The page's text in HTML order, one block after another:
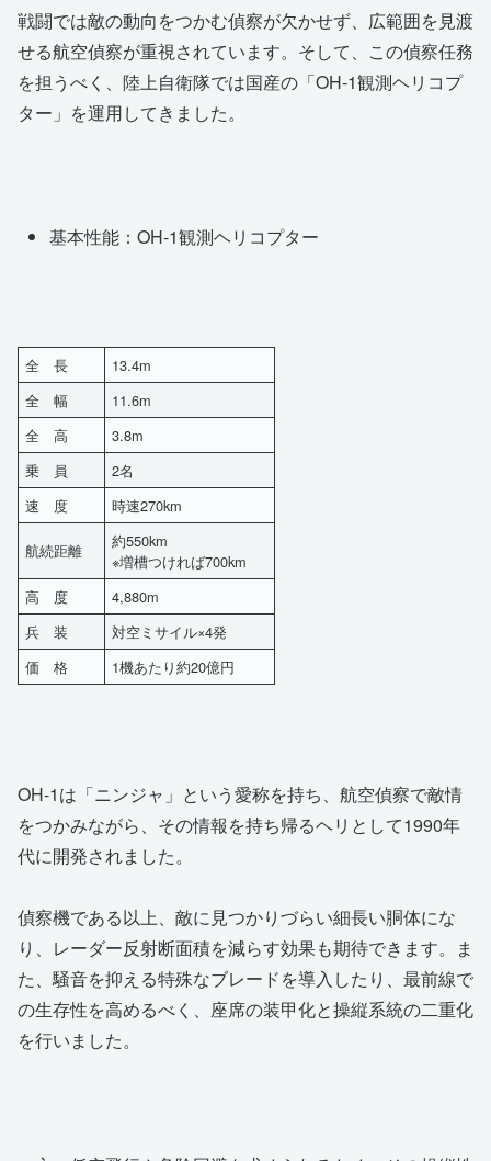
戦闘では敵の動向をつかむ偵察が欠かせず、広範囲を見渡
せる航空偵察が重視されています。そして、この偵察任務
を担うべく、陸上自衛隊では国産の「OH-1観測ヘリコプ
ター」を運用してきました。
基本性能：OH-1観測ヘリコプター
全 長
13.4m
全 幅
11.6m
全 高
3.8m
乗 員
2名
速 度
時速270km
航続距離
約550km
※増槽つければ700km
高 度
4,880m
兵 装
対空ミサイル×4発
価 格
1機あたり約20億円
OH-1は「ニンジャ」という愛称を持ち、航空偵察で敵情
をつかみながら、その情報を持ち帰るヘリとして1990年
代に開発されました。
偵察機である以上、敵に見つかりづらい細長い胴体にな
り、レーダー反射断面積を減らす効果も期待できます。ま
た、騒音を抑える特殊なブレードを導入したり、最前線で
の生存性を高めるべく、座席の装甲化と操縦系統の二重化
を行いました。